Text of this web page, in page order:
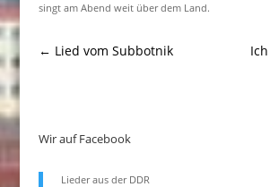
singt am Abend weit über dem Land.
← Lied vom Subbotnik
Wir auf Facebook
Lieder aus der DDR